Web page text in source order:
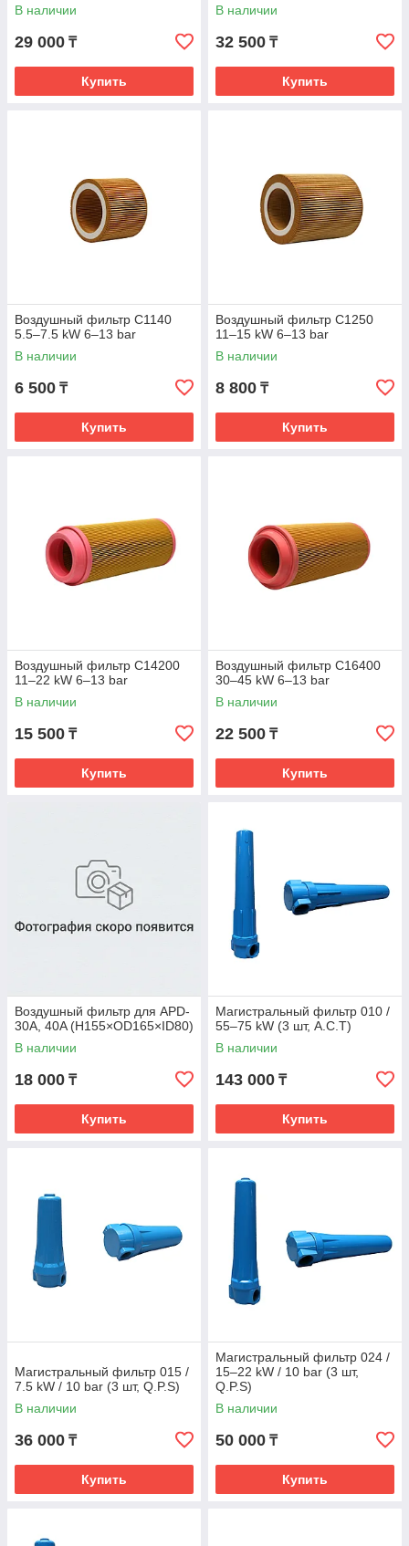
13 bar)
В наличии
29 000 ₸
Купить
В наличии
32 500 ₸
Купить
Воздушный фильтр C1140
5.5–7.5 kW 6–13 bar
В наличии
6 500 ₸
Купить
Воздушный фильтр C1250
11–15 kW 6–13 bar
В наличии
8 800 ₸
Купить
Воздушный фильтр C14200
11–22 kW 6–13 bar
В наличии
15 500 ₸
Купить
Воздушный фильтр C16400
30–45 kW 6–13 bar
В наличии
22 500 ₸
Купить
Воздушный фильтр для APD-
30A, 40A (H155×OD165×ID80)
В наличии
18 000 ₸
Купить
Магистральный фильтр 010 /
55–75 kW (3 шт, A.C.T)
В наличии
143 000 ₸
Купить
Магистральный фильтр 015 /
7.5 kW / 10 bar (3 шт, Q.P.S)
В наличии
36 000 ₸
Купить
Магистральный фильтр 024 /
15–22 kW / 10 bar (3 шт,
Q.P.S)
В наличии
50 000 ₸
Купить